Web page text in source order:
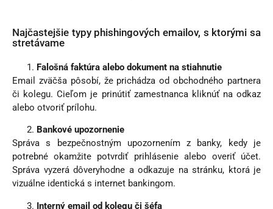
Najčastejšie typy phishingových emailov, s ktorými sa
stretávame
Falošná faktúra alebo dokument na stiahnutie
Email zväčša pôsobí, že prichádza od obchodného partnera
či kolegu. Cieľom je prinútiť zamestnanca kliknúť na odkaz
alebo otvoriť prílohu.
Bankové upozornenie
Správa s bezpečnostným upozornením z banky, kedy je
potrebné okamžite potvrdiť prihlásenie alebo overiť účet.
Správa vyzerá dôveryhodne a odkazuje na stránku, ktorá je
vizuálne identická s internet bankingom.
Interný email od kolegu či šéfa